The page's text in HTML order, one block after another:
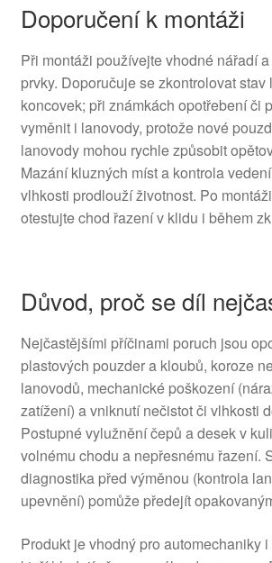
Doporučení k montáži
Při montáži používejte vhodné nářadí
prvky. Doporučuje se zkontrolovat
koncovek; při známkách opotřebení či
vyměnit i lanovody, protože nové
lanovody mohou rychle způsobit
Mazání kluzných míst a kontrola
vlhkosti prodlouží životnost. Po
otestujte chod řazení v klidu i během
Důvod, proč se díl
Nejčastějšími příčinami poruch jsou
plastových pouzder a kloubů, koroze
lanovodů, mechanické poškození
zatížení) a vniknutí nečistot či vlhkosti
Postupné vylužnění čepů a desek v
volnému chodu a nepřesnému řazení.
diagnostika před výměnou (kontrola
upevnění) pomůže předejít
Produkt je vhodný pro automechaniky